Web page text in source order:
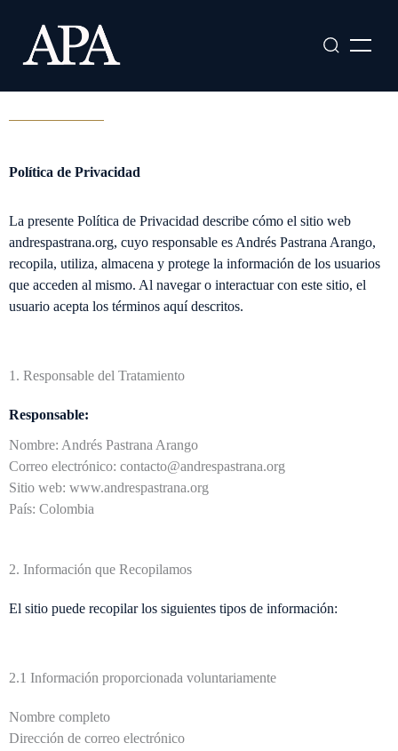
contenido
Política de Privacidad
La presente Política de Privacidad describe cómo el sitio web
andrespastrana.org, cuyo responsable es Andrés Pastrana Arango,
recopila, utiliza, almacena y protege la información de los usuarios
que acceden al mismo. Al navegar o interactuar con este sitio, el
usuario acepta los términos aquí descritos.
1. Responsable del Tratamiento
Responsable:
Nombre: Andrés Pastrana Arango
Correo electrónico: contacto@andrespastrana.org
Sitio web: www.andrespastrana.org
País: Colombia
2. Información que Recopilamos
El sitio puede recopilar los siguientes tipos de información:
2.1 Información proporcionada voluntariamente
Nombre completo
Dirección de correo electrónico